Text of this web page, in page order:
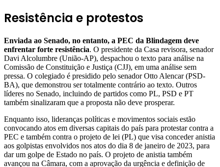
Resistência e protestos
Enviada ao Senado, no entanto, a PEC da Blindagem deve
enfrentar forte resistência. O presidente da Casa revisora, senador
Davi Alcolumbre (União-AP), despachou o texto para análise na
Comissão de Constituição e Justiça (CJJ), em uma análise sem
pressa. O colegiado é presidido pelo senador Otto Alencar (PSD-
BA), que demonstrou ser totalmente contrário ao texto. Outros
líderes no Senado, incluindo de partidos como PL, PSD e PT
também sinalizaram que a proposta não deve prosperar.
Enquanto isso, lideranças políticas e movimentos sociais estão
convocando atos em diversas capitais do país para protestar contra a
PEC e também contra o projeto de lei (PL) que visa conceder anistia
aos golpistas envolvidos nos atos do dia 8 de janeiro de 2023, para
dar um golpe de Estado no país. O projeto de anistia também
avançou na Câmara, com a aprovação da urgência e definição de